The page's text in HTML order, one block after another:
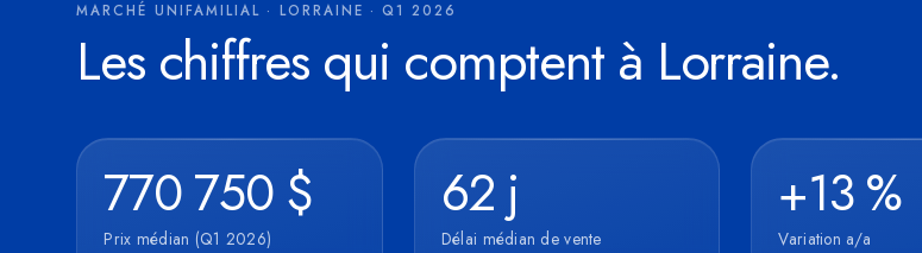
MARCHÉ UNIFAMILIAL · LORRAINE · Q1 2026
Les chiffres qui comptent à Lorraine.
770 750 $
Prix médian (Q1 2026)
62 j
Délai médian de vente
+13 %
Variation a/a